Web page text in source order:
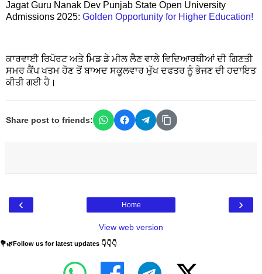
Jagat Guru Nanak Dev Punjab State Open University
Admissions 2025: Golden Opportunity for Higher Education!
ਕਾਰਵਾਈ ਰਿਪੋਰਟ ਅਤੇ ਮਿਡ ਡੇ ਮੀਲ ਲੈਣ ਵਾਲੇ ਵਿਦਿਆਰਥੀਆਂ ਦੀ ਗਿਣਤੀ
ਸਮਰ ਕੈਂਪ ਖਤਮ ਹੋਣ ਤੋਂ ਬਾਅਦ ਸਕੂਲਵਾਰ ਮੁੱਖ ਦਫਤਰ ਨੂੰ ਭੇਜਣ ਦੀ ਹਦਾਇਤ
ਕੀਤੀ ਗਈ ਹੈ।
Share post to friends:
‹ ›
Home
View web version
💐🌿Follow us for latest updates 👇👇👇